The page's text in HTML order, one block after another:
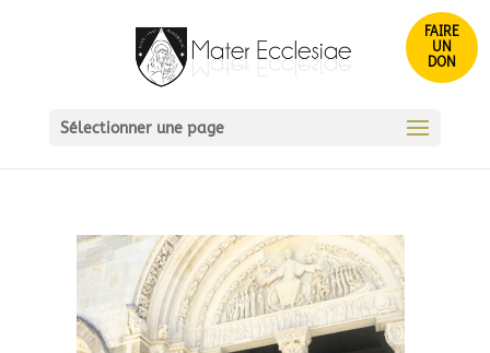
FAIRE
UN
DON
Sélectionner une page